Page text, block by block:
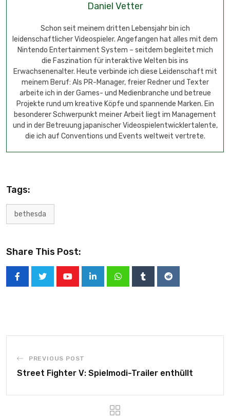
Daniel Vetter
Schon seit meinem dritten Lebensjahr bin ich
leidenschaftlicher Videospieler. Angefangen hat alles mit dem
Nintendo Entertainment System – seitdem begleitet mich
die Faszination für interaktive Welten bis ins
Erwachsenenalter. Heute verbinde ich diese Leidenschaft mit
meinem Beruf: Als PR-Manager, freier Redner und Texter
arbeite ich in der Games- und Medienbranche und betreue
Projekte rund um kreative Köpfe und spannende Marken. Ein
besonderer Schwerpunkt meiner Arbeit liegt im Management
und in der Betreuung japanischer Videospielentwicklertalente,
die ich auf Conventions und Events weltweit vertrete.
Tags:
bethesda
Share This Post:
PREVIOUS POST
Street Fighter V: Spielmodi-Trailer enthüllt